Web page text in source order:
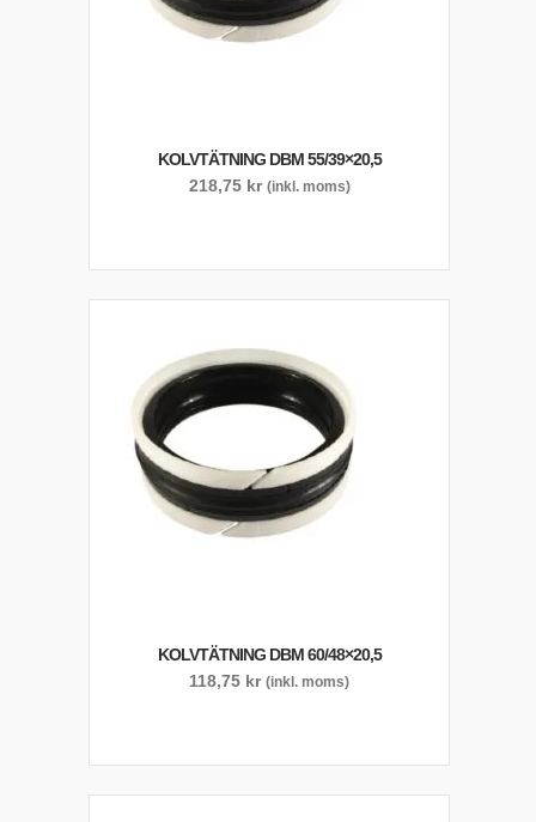
KOLVTÄTNING DBM 55/39×20,5
218,75 kr (inkl. moms)
KOLVTÄTNING DBM 60/48×20,5
118,75 kr (inkl. moms)